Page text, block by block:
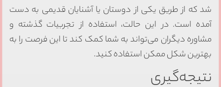
شد که از طریق یکی از دوستان یا آشنایان قدیمی به دست
آمده است. در این حالت، استفاده از تجربیات گذشته و
مشاوره دیگران می‌تواند به شما کمک کند تا این فرصت را به
بهترین شکل ممکن استفاده کنید.
نتیجه‌گیری